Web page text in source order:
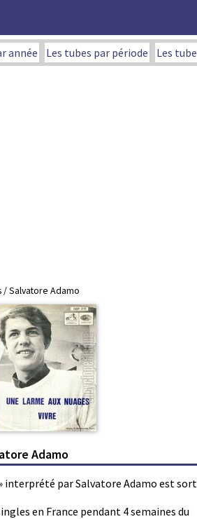
année Les tubes par période Les
/ Salvatore Adamo
Adamo
interprété par Salvatore Adamo est
en France pendant 4 semaines du